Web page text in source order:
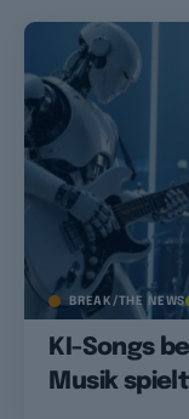
BREAK/THE NEWS
KI-Songs
Musik